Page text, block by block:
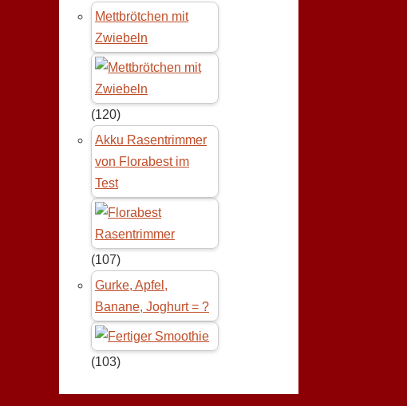
Mettbrötchen mit
Zwiebeln
(120)
Akku Rasentrimmer
von Florabest im
Test
(107)
Gurke, Apfel,
Banane, Joghurt = ?
(103)